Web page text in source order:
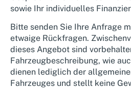
sowie Ihr individuelles
Bitte senden Sie Ihre Anfrage
etwaige Rückfragen.
dieses Angebot sind
Fahrzeugbeschreibung, wie
dienen lediglich der
Fahrzeuges und stellt keine